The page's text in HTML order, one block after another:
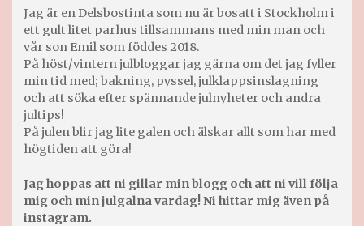
Jag är en Delsbostinta som nu är bosatt i Stockholm i
ett gult litet parhus tillsammans med min man och
vår son Emil som föddes 2018.
På höst/vintern julbloggar jag gärna om det jag fyller
min tid med; bakning, pyssel, julklappsinslagning
och att söka efter spännande julnyheter och andra
jultips!
På julen blir jag lite galen och älskar allt som har med
högtiden att göra!
Jag hoppas att ni gillar min blogg och att ni vill följa
mig och min julgalna vardag! Ni hittar mig även på
instagram.